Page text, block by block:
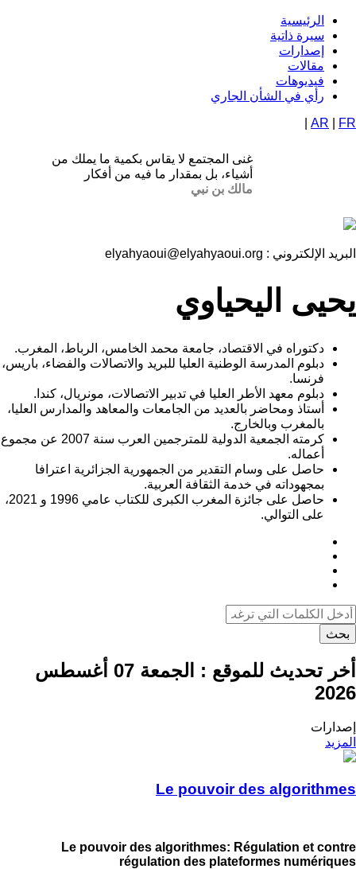
تجاوز
المحتوى
الرئيسي
Navigation
principale
الرئيسية
سيرة ذاتية
إصدارات
مقالات
فيديوهات
رأي في الشأن الجاري
AR
FR
غنى المجتمع لا يقاس بكمية ما يملك من
أشياء، بل بمقدار ما فيه من أفكار
مالك بن نبي
البريد الإلكتروني : elyahyaoui@elyahyaoui.org
يحيى اليحياوي
دكتوراه في الاقتصاد، جامعة محمد الخامس، الرباط، المغرب.
دبلوم المدرسة الوطنية العليا للبريد والاتصالات والفضاء، باريس،
فرنسا.
دبلوم معهد الأطر العليا في تدبير الاتصالات، مونريال، كندا.
أستاذ ومحاضر بالعديد من الجامعات والمعاهد والمدارس العليا،
بالمغرب وبالخارج.
كرمته الجمعية الدولية للمترجمين العرب سنة 2007 عن مجموع
أعماله.
حاصل على وسام التقدير من الجمهورية الجزائرية اعترافا
بمجهوداته في خدمة الثقافة العربية.
حاصل على جائزة المغرب الكبرى للكتاب عامي 1996 و 2021،
على التوالي.
بحث
أخر تحديث للموقع :
الجمعة 07 أغسطس
2026
إصدارات
المزيد
Le pouvoir des algorithmes
Le pouvoir des algorithmes: Régulation et contre
régulation des plateformes numériques